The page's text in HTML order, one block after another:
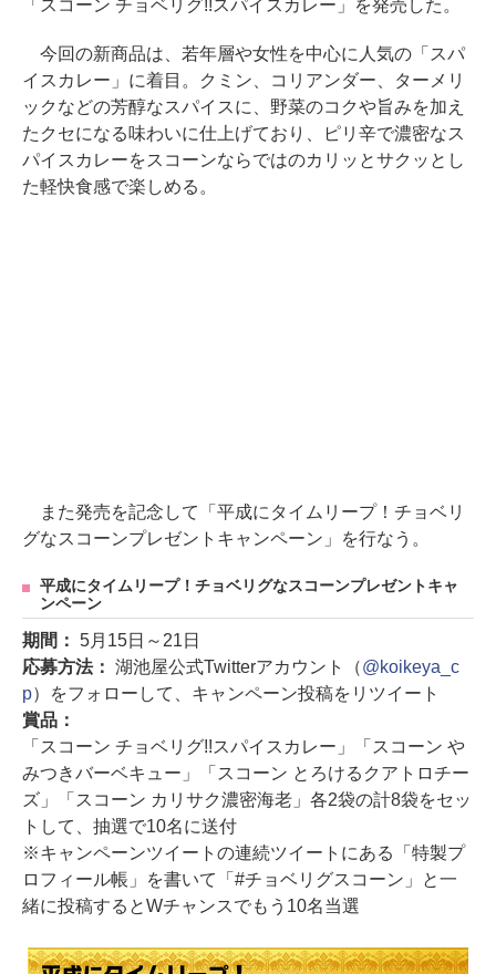
「スコーン チョベリグ!!スパイスカレー」を発売した。
今回の新商品は、若年層や女性を中心に人気の「スパ
イスカレー」に着目。クミン、コリアンダー、ターメリ
ックなどの芳醇なスパイスに、野菜のコクや旨みを加え
たクセになる味わいに仕上げており、ピリ辛で濃密なス
パイスカレーをスコーンならではのカリッとサクッとし
た軽快食感で楽しめる。
また発売を記念して「平成にタイムリープ！チョベリ
グなスコーンプレゼントキャンペーン」を行なう。
平成にタイムリープ！チョベリグなスコーンプレゼントキャ
ンペーン
期間： 5月15日～21日
応募方法： 湖池屋公式Twitterアカウント（@koikeya_c
p）をフォローして、キャンペーン投稿をリツイート
賞品：
「スコーン チョベリグ!!スパイスカレー」「スコーン や
みつきバーベキュー」「スコーン とろけるクアトロチー
ズ」「スコーン カリサク濃密海老」各2袋の計8袋をセッ
トして、抽選で10名に送付
※キャンペーンツイートの連続ツイートにある「特製プ
ロフィール帳」を書いて「#チョベリグスコーン」と一
緒に投稿するとWチャンスでもう10名当選